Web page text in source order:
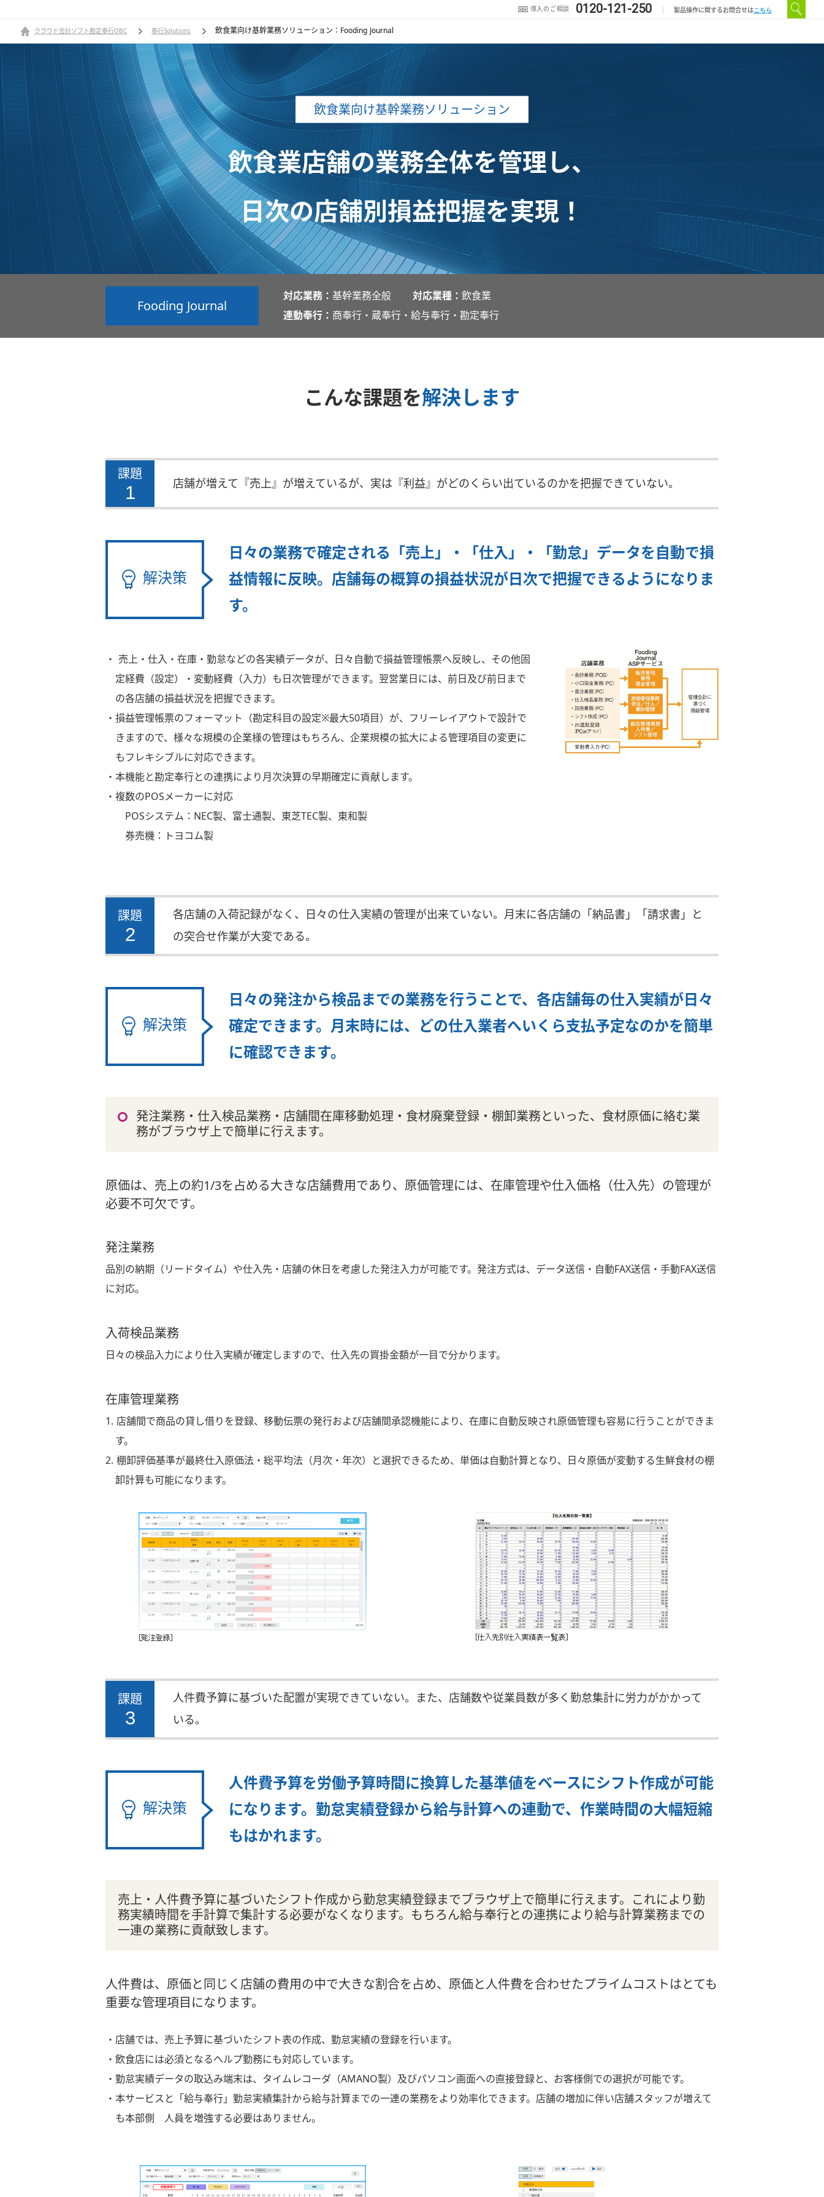
導入のご相談 0120-121-250 製品操作に関するお問合せは こちら
クラウド会計ソフト勘定奉行OBC 奉行Solutions 飲食業向け基幹業務ソリューション：Fooding Journal
飲食業向け基幹業務ソリューション
飲食業店舗の業務全体を管理し、
日次の店舗別損益把握を実現！
Fooding Journal
対応業務： 基幹業務全般 対応業種： 飲食業
連動奉行： 商奉行・蔵奉行・給与奉行・勘定奉行
こんな課題を解決します
課題
1 店舗が増えて『売上』が増えているが、実は『利益』がどのくらい出ているのかを把握できていない。
解決策
日々の業務で確定される「売上」・「仕入」・「勤怠」データを自動で損
益情報に反映。店舗毎の概算の損益状況が日次で把握できるようになりま
す。
・ 売上・仕入・在庫・勤怠などの各実績データが、日々自動で損益管理帳票へ反映し、その他固
定経費（設定）・変動経費（入力）も日次管理ができます。翌営業日には、前日及び前日まで
の各店舗の損益状況を把握できます。
・損益管理帳票のフォーマット（勘定科目の設定※最大50項目）が、フリーレイアウトで設計で
きますので、様々な規模の企業様の管理はもちろん、企業規模の拡大による管理項目の変更に
もフレキシブルに対応できます。
・本機能と勘定奉行との連携により月次決算の早期確定に貢献します。
・複数のPOSメーカーに対応
POSシステム：NEC製、富士通製、東芝TEC製、東和製
券売機：トヨコム製
課題
2
各店舗の入荷記録がなく、日々の仕入実績の管理が出来ていない。月末に各店舗の「納品書」「請求書」と
の突合せ作業が大変である。
解決策
日々の発注から検品までの業務を行うことで、各店舗毎の仕入実績が日々
確定できます。月末時には、どの仕入業者へいくら支払予定なのかを簡単
に確認できます。
発注業務・仕入検品業務・店舗間在庫移動処理・食材廃棄登録・棚卸業務といった、食材原価に絡む業
務がブラウザ上で簡単に行えます。
原価は、売上の約1/3を占める大きな店舗費用であり、原価管理には、在庫管理や仕入価格（仕入先）の管理が
必要不可欠です。
発注業務
品別の納期（リードタイム）や仕入先・店舗の休日を考慮した発注入力が可能です。発注方式は、データ送信・自動FAX送信・手動FAX送信
に対応。
入荷検品業務
日々の検品入力により仕入実績が確定しますので、仕入先の買掛金額が一目で分かります。
在庫管理業務
1. 店舗間で商品の貸し借りを登録、移動伝票の発行および店舗間承認機能により、在庫に自動反映され原価管理も容易に行うことができま
す。
2. 棚卸評価基準が最終仕入原価法・総平均法（月次・年次）と選択できるため、単価は自動計算となり、日々原価が変動する生鮮食材の棚
卸計算も可能になります。
課題
3
人件費予算に基づいた配置が実現できていない。また、店舗数や従業員数が多く勤怠集計に労力がかかって
いる。
解決策
人件費予算を労働予算時間に換算した基準値をベースにシフト作成が可能
になります。勤怠実績登録から給与計算への連動で、作業時間の大幅短縮
もはかれます。
売上・人件費予算に基づいたシフト作成から勤怠実績登録までブラウザ上で簡単に行えます。これにより勤
務実績時間を手計算で集計する必要がなくなります。もちろん給与奉行との連携により給与計算業務までの
一連の業務に貢献致します。
人件費は、原価と同じく店舗の費用の中で大きな割合を占め、原価と人件費を合わせたプライムコストはとても
重要な管理項目になります。
・店舗では、売上予算に基づいたシフト表の作成、勤怠実績の登録を行います。
・飲食店には必須となるヘルプ勤務にも対応しています。
・勤怠実績データの取込み端末は、タイムレコーダ（AMANO製）及びパソコン画面への直接登録と、お客様側での選択が可能です。
・本サービスと「給与奉行」勤怠実績集計から給与計算までの一連の業務をより効率化できます。店舗の増加に伴い店舗スタッフが増えて
も本部側 人員を増強する必要はありません。